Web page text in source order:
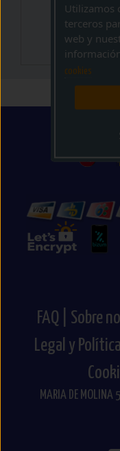
FAQ | Sobre
Legal y
MARIA DE
Utilizamos
terceros
web y
cookies